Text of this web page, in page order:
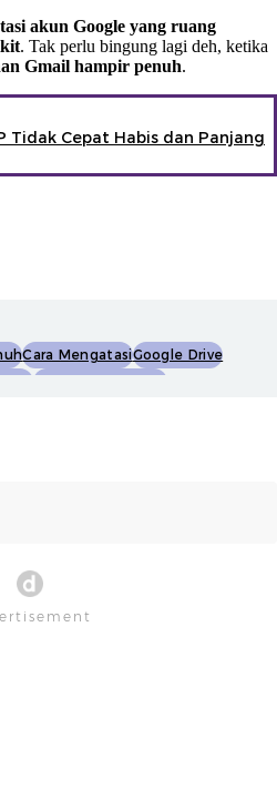
akun Google yang ruang
. Tak perlu bingung lagi deh, ketika
Gmail hampir penuh.
Tidak Cepat Habis dan Panjang
Cara MengatasiGoogle Drive